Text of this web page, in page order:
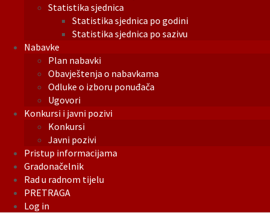
Statistika sjednica
Statistika sjednica po godini
Statistika sjednica po sazivu
Nabavke
Plan nabavki
Obavještenja o nabavkama
Odluke o izboru ponuđača
Ugovori
Konkursi i javni pozivi
Konkursi
Javni pozivi
Pristup informacijama
Gradonačelnik
Rad u radnom tijelu
PRETRAGA
Log in